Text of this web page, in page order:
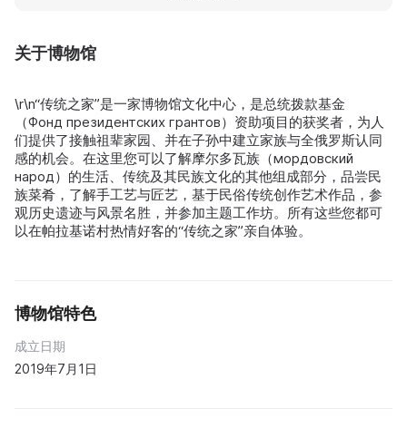
关于博物馆
\r\n“传统之家”是一家博物馆文化中心，是总统拨款基金
（Фонд президентских грантов）资助项目的获奖者，为人
们提供了接触祖辈家园、并在子孙中建立家族与全俄罗斯认同
感的机会。在这里您可以了解摩尔多瓦族（мордовский
народ）的生活、传统及其民族文化的其他组成部分，品尝民
族菜肴，了解手工艺与匠艺，基于民俗传统创作艺术作品，参
观历史遗迹与风景名胜，并参加主题工作坊。所有这些您都可
以在帕拉基诺村热情好客的“传统之家”亲自体验。
博物馆特色
成立日期
2019年7月1日